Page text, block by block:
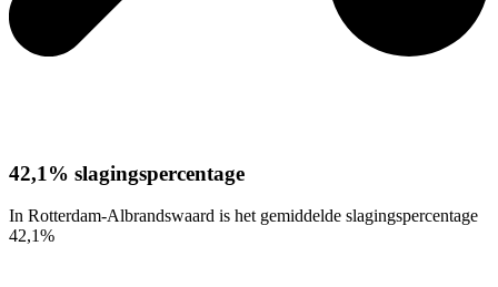
42,1% slagingspercentage
In Rotterdam-Albrandswaard is het gemiddelde slagingspercentage
42,1%